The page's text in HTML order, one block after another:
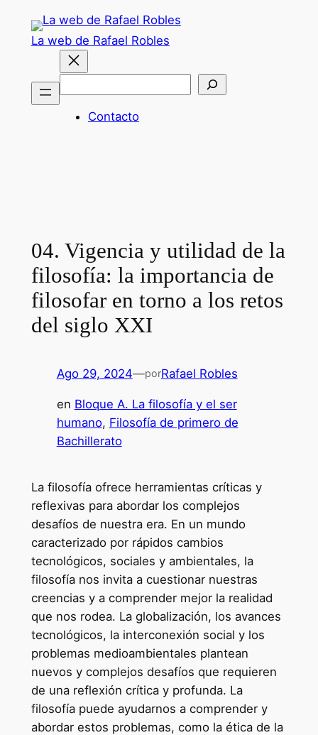
contenido
La web de Rafael Robles
Buscar
Contacto
04. Vigencia y utilidad de la
filosofía: la importancia de
filosofar en torno a los retos
del siglo XXI
Ago 29, 2024—porRafael Robles
en Bloque A. La filosofía y el ser
humano, Filosofía de primero de
Bachillerato
La filosofía ofrece herramientas críticas y
reflexivas para abordar los complejos
desafíos de nuestra era. En un mundo
caracterizado por rápidos cambios
tecnológicos, sociales y ambientales, la
filosofía nos invita a cuestionar nuestras
creencias y a comprender mejor la realidad
que nos rodea. La globalización, los avances
tecnológicos, la interconexión social y los
problemas medioambientales plantean
nuevos y complejos desafíos que requieren
de una reflexión crítica y profunda. La
filosofía puede ayudarnos a comprender y
abordar estos problemas, como la ética de la